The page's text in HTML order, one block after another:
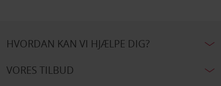
HVORDAN KAN VI HJÆLPE DIG?
VORES TILBUD